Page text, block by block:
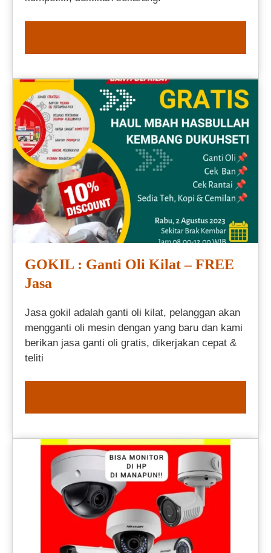
GOKIL : Ganti Oli Kilat – FREE
Jasa
Jasa gokil adalah ganti oli kilat, pelanggan akan
mengganti oli mesin dengan yang baru dan kami
berikan jasa ganti oli gratis, dikerjakan cepat &
teliti